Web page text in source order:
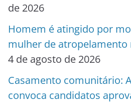
de 2026
Homem é atingido por
mulher de atropelamento
4 de agosto de 2026
Casamento comunitário:
convoca candidatos